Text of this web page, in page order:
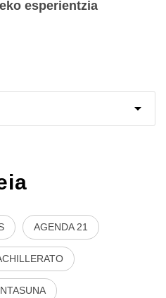
esperientzia
AGENDA 21